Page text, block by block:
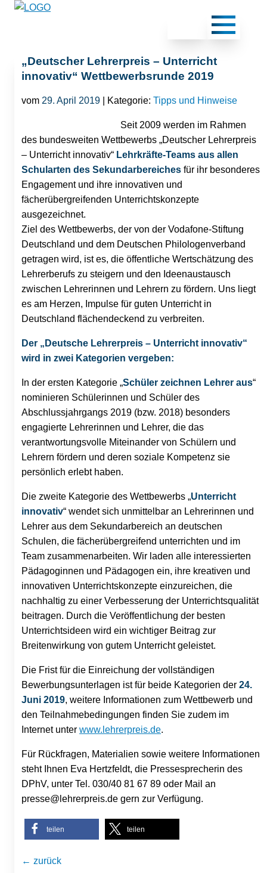
„Deutscher Lehrerpreis – Unterricht
innovativ“ Wettbewerbsrunde 2019
vom 29. April 2019 | Kategorie: Tipps und Hinweise
Seit 2009 werden im Rahmen
des bundesweiten Wettbewerbs „Deutscher Lehrerpreis
– Unterricht innovativ“ Lehrkräfte-Teams aus allen
Schularten des Sekundarbereiches für ihr besonderes
Engagement und ihre innovativen und
fächerübergreifenden Unterrichtskonzepte
ausgezeichnet.
Ziel des Wettbewerbs, der von der Vodafone-Stiftung
Deutschland und dem Deutschen Philologenverband
getragen wird, ist es, die öffentliche Wertschätzung des
Lehrerberufs zu steigern und den Ideenaustausch
zwischen Lehrerinnen und Lehrern zu fördern. Uns liegt
es am Herzen, Impulse für guten Unterricht in
Deutschland flächendeckend zu verbreiten.
Der „Deutsche Lehrerpreis – Unterricht innovativ“
wird in zwei Kategorien vergeben:
In der ersten Kategorie „Schüler zeichnen Lehrer aus“
nominieren Schülerinnen und Schüler des
Abschlussjahrgangs 2019 (bzw. 2018) besonders
engagierte Lehrerinnen und Lehrer, die das
verantwortungsvolle Miteinander von Schülern und
Lehrern fördern und deren soziale Kompetenz sie
persönlich erlebt haben.
Die zweite Kategorie des Wettbewerbs „Unterricht
innovativ“ wendet sich unmittelbar an Lehrerinnen und
Lehrer aus dem Sekundarbereich an deutschen
Schulen, die fächerübergreifend unterrichten und im
Team zusammenarbeiten. Wir laden alle interessierten
Pädagoginnen und Pädagogen ein, ihre kreativen und
innovativen Unterrichtskonzepte einzureichen, die
nachhaltig zu einer Verbesserung der Unterrichtsqualität
beitragen. Durch die Veröffentlichung der besten
Unterrichtsideen wird ein wichtiger Beitrag zur
Breitenwirkung von gutem Unterricht geleistet.
Die Frist für die Einreichung der vollständigen
Bewerbungsunterlagen ist für beide Kategorien der 24.
Juni 2019, weitere Informationen zum Wettbewerb und
den Teilnahmebedingungen finden Sie zudem im
Internet unter www.lehrerpreis.de.
Für Rückfragen, Materialien sowie weitere Informationen
steht Ihnen Eva Hertzfeldt, die Pressesprecherin des
DPhV, unter Tel. 030/40 81 67 89 oder Mail an
presse@lehrerpreis.de gern zur Verfügung.
teilen teilen
← zurück